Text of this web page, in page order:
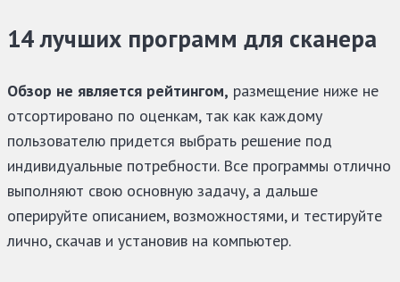
14 лучших программ для сканера
Обзор не является рейтингом, размещение ниже не
отсортировано по оценкам, так как каждому
пользователю придется выбрать решение под
индивидуальные потребности. Все программы отлично
выполняют свою основную задачу, а дальше
оперируйте описанием, возможностями, и тестируйте
лично, скачав и установив на компьютер.